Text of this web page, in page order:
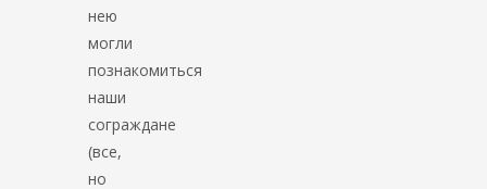
нею
могли
познакомиться
наши
сограждане
(все,
но